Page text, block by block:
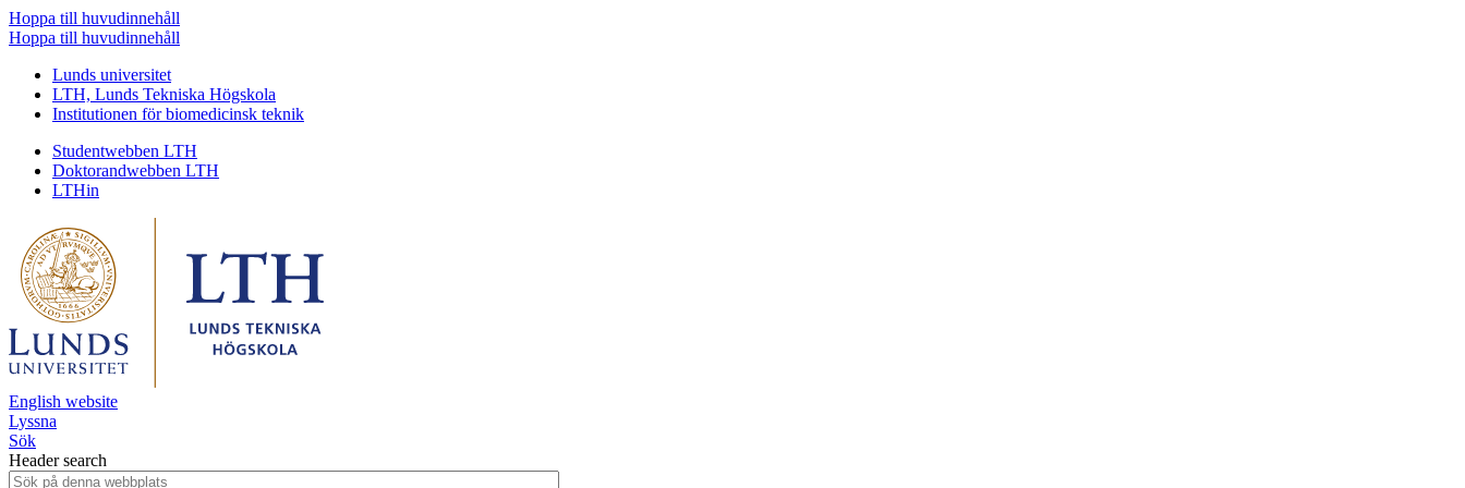
Hoppa till huvudinnehåll
Hoppa till huvudinnehåll
Lunds universitet
LTH, Lunds Tekniska Högskola
Institutionen för biomedicinsk teknik
Studentwebben LTH
Doktorandwebben LTH
LTHin
English website
Lyssna
Sök
Header search